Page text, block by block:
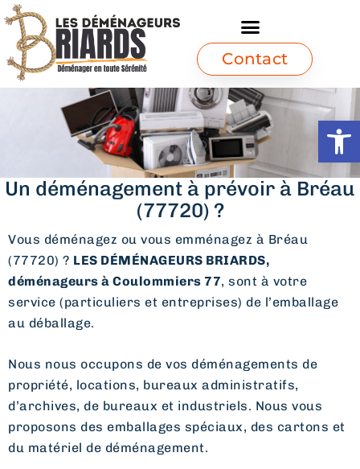
Ouvrir
Contact
Un déménagement à prévoir à Bréau
(77720) ?
Vous déménagez ou vous emménagez à Bréau
(77720) ? LES DÉMÉNAGEURS BRIARDS,
déménageurs à Coulommiers 77, sont à votre
service (particuliers et entreprises) de l’emballage
au déballage.
Nous nous occupons de vos déménagements de
propriété, locations, bureaux administratifs,
d’archives, de bureaux et industriels. Nous vous
proposons des emballages spéciaux, des cartons et
du matériel de déménagement.